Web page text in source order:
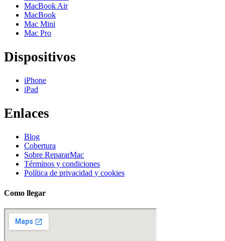
MacBook Air
MacBook
Mac Mini
Mac Pro
Dispositivos
iPhone
iPad
Enlaces
Blog
Cobertura
Sobre RepararMac
Términos y condiciones
Política de privacidad y cookies
Como llegar